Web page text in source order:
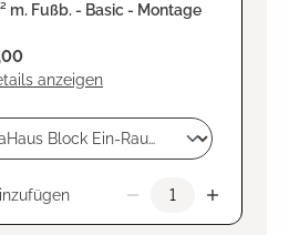
m. Fußb. - Basic - Montage
anzeigen